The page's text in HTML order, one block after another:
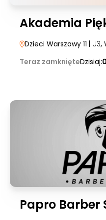
Akademia
Dzieci Warszawy 11 | U3,
Teraz zamknięteDzisiaj:
Papro Barber